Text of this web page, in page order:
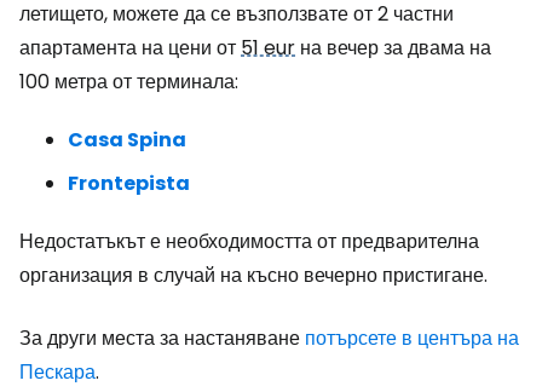
летището, можете да се възползвате от 2 частни
апартамента на цени от51 eur на вечер за двама на
100 метра от терминала:
Casa Spina
Frontepista
Недостатъкът е необходимостта от предварителна
организация в случай на късно вечерно пристигане.
За други места за настаняване потърсете в центъра на
Пескара.